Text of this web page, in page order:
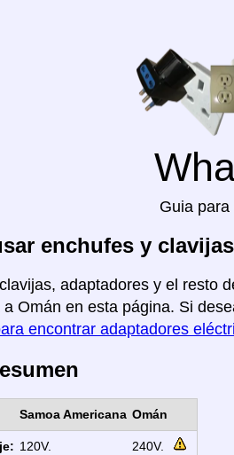
Guia
enchufes y
adaptadores y el resto
Omán en esta página. Si
encontrar adaptadores
Samoa Americana Omán
120V. 240V.